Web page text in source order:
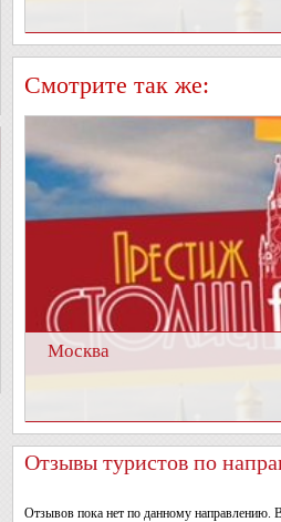
Смотрите так же:
Москва
Отзывы туристов по
Отзывов пока нет по данному направлению.